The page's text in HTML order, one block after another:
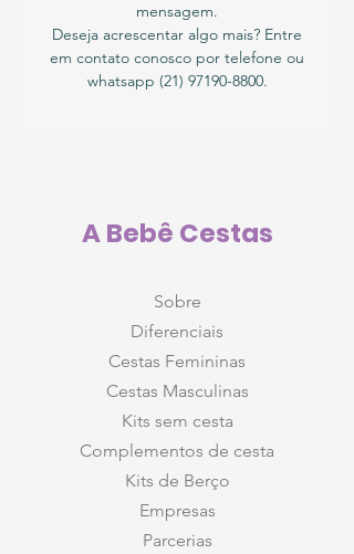
mensagem.
Deseja acrescentar algo mais? Entre
em contato conosco por telefone ou
whatsapp (21) 97190-8800.
A Bebê Cestas
Sobre
Diferenciais
Cestas Femininas
Cestas Masculinas
Kits sem cesta
Complementos de cesta
Kits de Berço
Empresas
Parcerias